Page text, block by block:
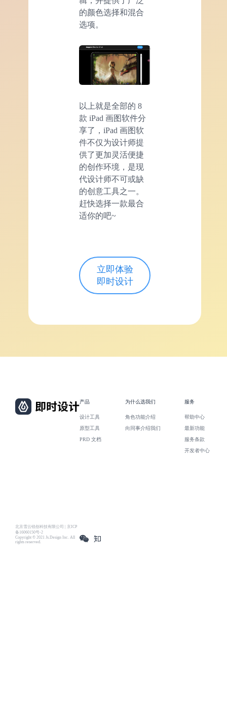
的颜色选择和混合
选项。
以上就是全部的 8
款 iPad 画图软件分
享了，iPad 画图软
件不仅为设计师提
供了更加灵活便捷
的创作环境，是现
代设计师不可或缺
的创意工具之一。
赶快选择一款最合
适你的吧~
立即体验
即时设计
北京雪云锐创科技有限公司 | 京ICP
备16060150号-2
Copyright © 2021 Js.Design Inc. All
rights reserved.
产品
设计工具
原型工具
PRD 文档
为什么选我们
角色功能介绍
向同事介绍我们
服务
帮助中心
最新功能
服务条款
开发者中心